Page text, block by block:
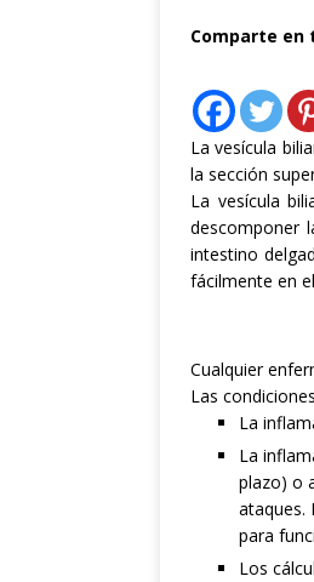
Comparte en
La vesícula
la sección
La vesícula
descomponer
intestino
fácilmente en
Cualquier
Las
La
La
plazo) o
ataques.
para
Los